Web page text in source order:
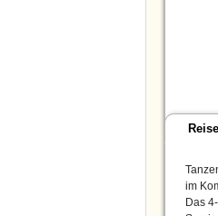
im
Das